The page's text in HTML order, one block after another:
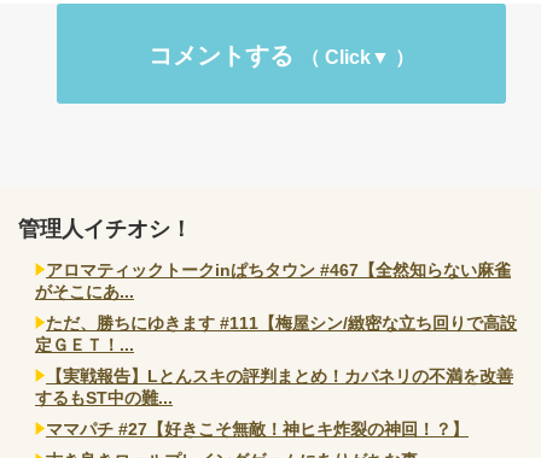
コメントする
管理人イチオシ！
アロマティックトークinぱちタウン #467【全然知らない麻雀
がそこにあ...
ただ、勝ちにゆきます #111【梅屋シン/緻密な立ち回りで高設
定ＧＥＴ！...
【実戦報告】Lとんスキの評判まとめ！カバネリの不満を改善
するもST中の難...
ママパチ #27【好きこそ無敵！神ヒキ炸裂の神回！？】